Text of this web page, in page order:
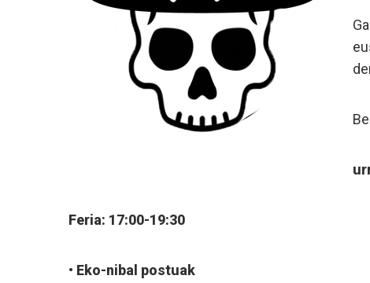
Feria: 17:00-19:30
• Eko-nibal postuak